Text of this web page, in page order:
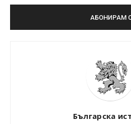
Българска